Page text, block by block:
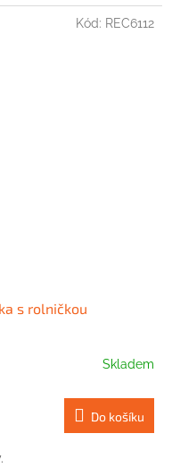
s rolničkou
Skladem
Do košíku
Kód: REC6112